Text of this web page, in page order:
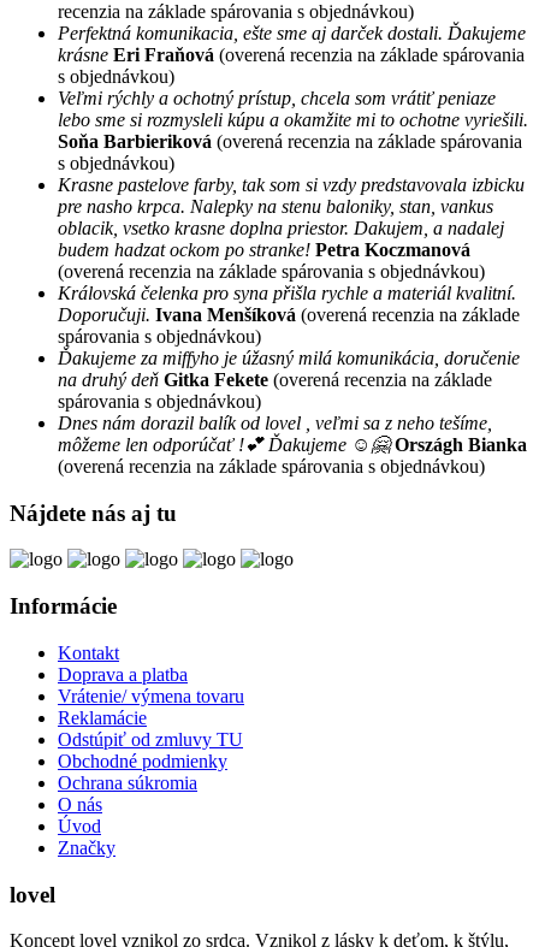
recenzia na základe spárovania s objednávkou)
Perfektná komunikacia, ešte sme aj darček dostali. Ďakujeme
krásne Eri Fraňová (overená recenzia na základe spárovania
s objednávkou)
Veľmi rýchly a ochotný prístup, chcela som vrátiť peniaze
lebo sme si rozmysleli kúpu a okamžite mi to ochotne vyriešili.
Soňa Barbieriková (overená recenzia na základe spárovania
s objednávkou)
Krasne pastelove farby, tak som si vzdy predstavovala izbicku
pre nasho krpca. Nalepky na stenu baloniky, stan, vankus
oblacik, vsetko krasne doplna priestor. Dakujem, a nadalej
budem hadzat ockom po stranke! Petra Koczmanová
(overená recenzia na základe spárovania s objednávkou)
Královská čelenka pro syna přišla rychle a materiál kvalitní.
Doporučuji. Ivana Menšíková (overená recenzia na základe
spárovania s objednávkou)
Ďakujeme za miffyho je úžasný milá komunikácia, doručenie
na druhý deň Gitka Fekete (overená recenzia na základe
spárovania s objednávkou)
Dnes nám dorazil balík od lovel , veľmi sa z neho tešíme,
môžeme len odporúčať !💕 Ďakujeme ☺️🤗 Országh Bianka
(overená recenzia na základe spárovania s objednávkou)
Nájdete nás aj tu
Informácie
Kontakt
Doprava a platba
Vrátenie/ výmena tovaru
Reklamácie
Odstúpiť od zmluvy TU
Obchodné podmienky
Ochrana súkromia
O nás
Úvod
Značky
lovel
Koncept lovel vznikol zo srdca. Vznikol z lásky k deťom, k štýlu,